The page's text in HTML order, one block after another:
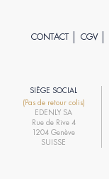
CONTACT CGV
SIÈGE SOCIAL
(Pas de retour colis)
EDENLY SA
Rue de Rive 4
1204 Genève
SUISSE